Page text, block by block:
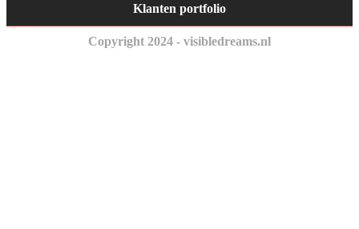
Klanten portfolio
Copyright 2024 - visibledreams.nl